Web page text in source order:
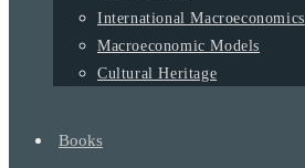
International Macroeconomics
Macroeconomic Models
Cultural Heritage
Books